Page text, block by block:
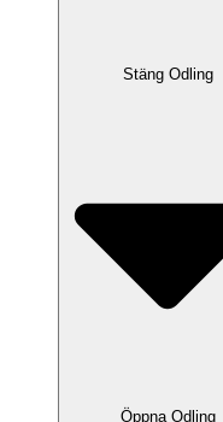
Stäng Odling
Öppna Odling